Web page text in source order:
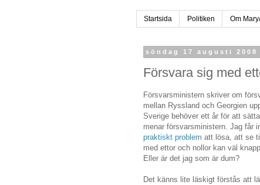
Startsida Politiken Om
söndag 17 augusti 2008
Försvara sig med
Försvarsministern skriver om
mellan Ryssland och Georgien
Sverige behöver ett år för att
menar försvarsministern. Jag får
praktiskt problem att lösa, att se
med ettor och nollor kan väl
Eller är det jag som är dum?
Det känns lite läskigt förstås att